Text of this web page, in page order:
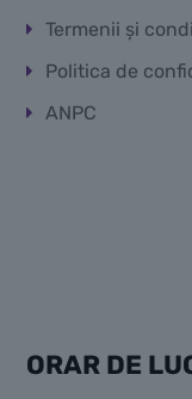
Termenii și
Politica de
ANPC
ORAR DE